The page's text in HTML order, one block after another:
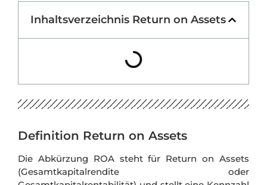
Inhaltsverzeichnis Return on Assets
Definition Return on Assets
Die Abkürzung ROA steht für Return on Assets
(Gesamtkapitalrendite oder